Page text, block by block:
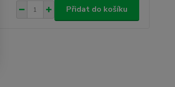
Přidat do košíku